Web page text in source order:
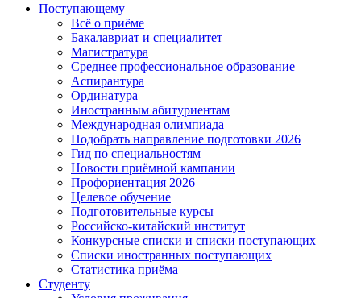
Поступающему
Всё о приёме
Бакалавриат и специалитет
Магистратура
Среднее профессиональное образование
Аспирантура
Ординатура
Иностранным абитуриентам
Международная олимпиада
Подобрать направление подготовки 2026
Гид по специальностям
Новости приёмной кампании
Профориентация 2026
Целевое обучение
Подготовительные курсы
Российско-китайский институт
Конкурсные списки и списки поступающих
Списки иностранных поступающих
Статистика приёма
Студенту